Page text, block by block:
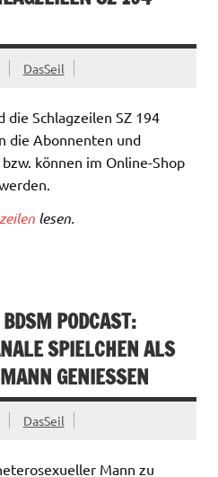
DasSeil
die Schlagzeilen SZ 194
die Abonnenten und
können im Online-Shop
lesen.
PODCAST:
SPIELCHEN ALS
GENIESSEN
DasSeil
Mann zu